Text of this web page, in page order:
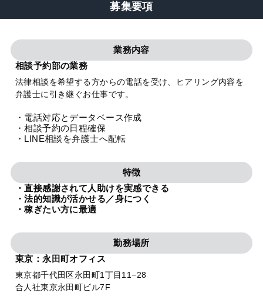
募集要項
業務内容
相談予約部の業務
法律相談を希望する方からの電話を受け、ヒアリング内容を
弁護士に引き継ぐお仕事です。
・電話対応とデータベース作成
・相談予約の日程確保
・LINE相談を弁護士へ配転
特徴
・直接感謝されて人助けを実感できる
・法的知識が活かせる／身につく
・稼ぎたい方に最適
勤務場所
東京：永田町オフィス
東京都千代田区永田町1丁目11−28
合人社東京永田町ビル7F
特設サイト
相談先情報サイト
プライバシーポリシー 利用規約 内部通報
TikTok受賞